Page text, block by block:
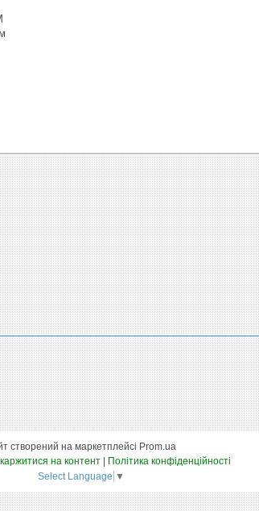
створений на маркетплейсі Prom.ua
на контент
Політика конфіденційності
Select Language ▼